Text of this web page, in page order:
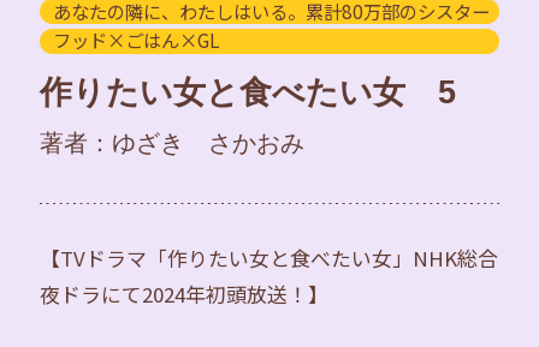
あなたの隣に、わたしはいる。累計80万部のシスター
フッド×ごはん×GL
作りたい女と食べたい女 5
著者：ゆざき さかおみ
【TVドラマ「作りたい女と食べたい女」NHK総合
夜ドラにて2024年初頭放送！】